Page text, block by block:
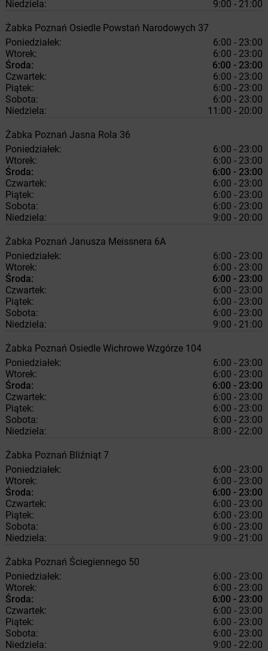
Niedziela: 9:00 - 21:00
Żabka Poznań Osiedle Powstań Narodowych 37
Poniedziałek:
6:00 - 23:00
Wtorek:
6:00 - 23:00
Środa:
6:00 - 23:00
Czwartek:
6:00 - 23:00
Piątek:
6:00 - 23:00
Sobota:
6:00 - 23:00
Niedziela:
11:00 - 20:00
Żabka Poznań Jasna Rola 36
Poniedziałek:
6:00 - 23:00
Wtorek:
6:00 - 23:00
Środa:
6:00 - 23:00
Czwartek:
6:00 - 23:00
Piątek:
6:00 - 23:00
Sobota:
6:00 - 23:00
Niedziela:
9:00 - 20:00
Żabka Poznań Janusza Meissnera 6A
Poniedziałek:
6:00 - 23:00
Wtorek:
6:00 - 23:00
Środa:
6:00 - 23:00
Czwartek:
6:00 - 23:00
Piątek:
6:00 - 23:00
Sobota:
6:00 - 23:00
Niedziela:
9:00 - 21:00
Żabka Poznań Osiedle Wichrowe Wzgórze 104
Poniedziałek:
6:00 - 23:00
Wtorek:
6:00 - 23:00
Środa:
6:00 - 23:00
Czwartek:
6:00 - 23:00
Piątek:
6:00 - 23:00
Sobota:
6:00 - 23:00
Niedziela:
8:00 - 22:00
Żabka Poznań Bliźniąt 7
Poniedziałek:
6:00 - 23:00
Wtorek:
6:00 - 23:00
Środa:
6:00 - 23:00
Czwartek:
6:00 - 23:00
Piątek:
6:00 - 23:00
Sobota:
6:00 - 23:00
Niedziela:
9:00 - 21:00
Żabka Poznań Ściegiennego 50
Poniedziałek:
6:00 - 23:00
Wtorek:
6:00 - 23:00
Środa:
6:00 - 23:00
Czwartek:
6:00 - 23:00
Piątek:
6:00 - 23:00
Sobota:
6:00 - 23:00
Niedziela:
9:00 - 22:00